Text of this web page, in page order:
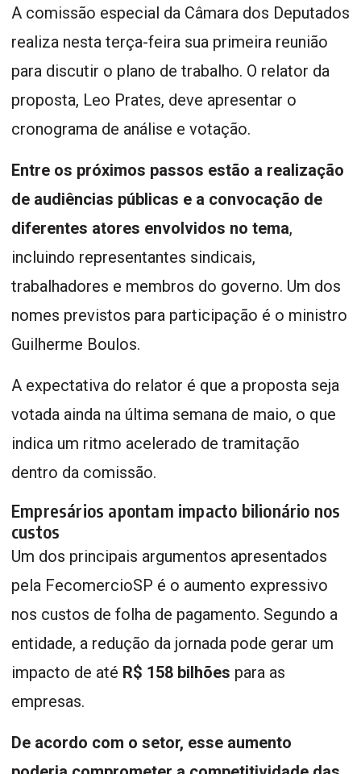
A comissão especial da Câmara dos Deputados
realiza nesta terça-feira sua primeira reunião
para discutir o plano de trabalho. O relator da
proposta, Leo Prates, deve apresentar o
cronograma de análise e votação.
Entre os próximos passos estão a realização
de audiências públicas e a convocação de
diferentes atores envolvidos no tema,
incluindo representantes sindicais,
trabalhadores e membros do governo. Um dos
nomes previstos para participação é o ministro
Guilherme Boulos.
A expectativa do relator é que a proposta seja
votada ainda na última semana de maio, o que
indica um ritmo acelerado de tramitação
dentro da comissão.
Empresários apontam impacto bilionário nos
custos
Um dos principais argumentos apresentados
pela FecomercioSP é o aumento expressivo
nos custos de folha de pagamento. Segundo a
entidade, a redução da jornada pode gerar um
impacto de até R$ 158 bilhões para as
empresas.
De acordo com o setor, esse aumento